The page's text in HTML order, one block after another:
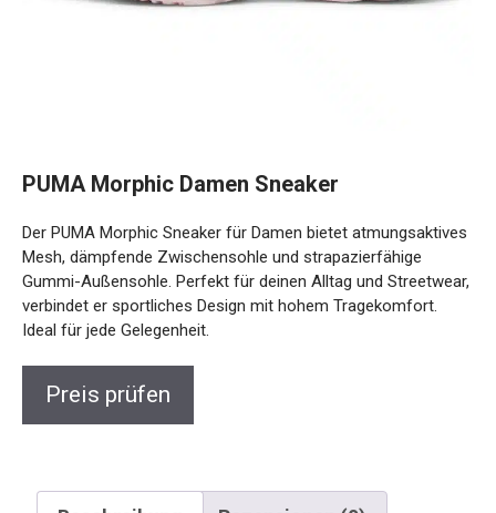
atmungsaktives Mesh, dämpfende Zwischensohle und
strapazierfähige Gummi-Außensohle. Perfekt für deinen
Alltag und Streetwear, verbindet er sportliches Design mit
hohem Tragekomfort. Ideal für jede Gelegenheit.
Beschreibung Rezensionen (0)